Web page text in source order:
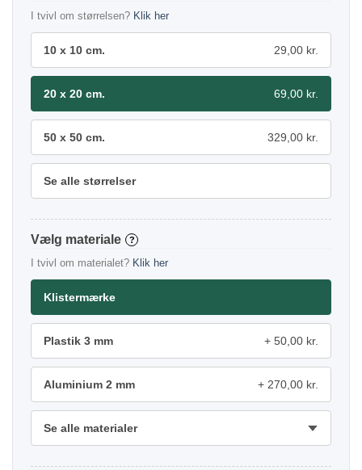
I tvivl om størrelsen? Klik her
10 x 10 cm. 29,00 kr.
20 x 20 cm. 69,00 kr.
50 x 50 cm. 329,00 kr.
Se alle størrelser
materiale ?
I tvivl om materialet? Klik her
Klistermærke
Plastik 3 mm 50,00 kr.
Aluminium 2 mm 270,00 kr.
Se alle materialer